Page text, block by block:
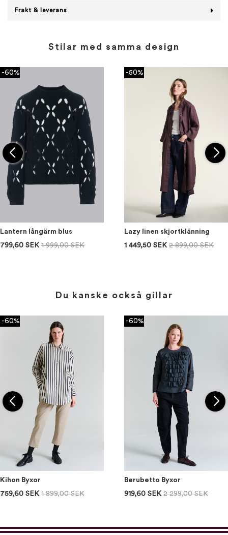
Frakt & leverans
Stilar med samma design
-60%
Lantern långärm blus
799,60 SEK 1 999,00 SEK
-50%
Lazy linen skjortklänning
1 449,50 SEK 2 899,00 SEK
Du kanske också gillar
-60%
Kihon Byxor
759,60 SEK 1 899,00 SEK
-60%
Berubetto Byxor
919,60 SEK 2 299,00 SEK